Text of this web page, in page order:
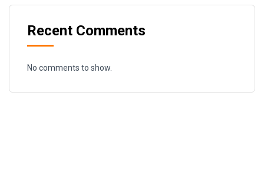
Recent Comments
No comments to show.